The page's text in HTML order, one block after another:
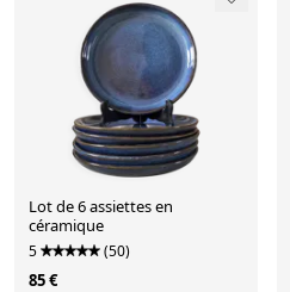
Lot de 6 assiettes en
céramique
5 (50)
85 €